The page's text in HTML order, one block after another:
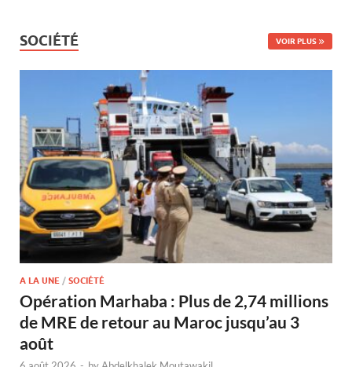
SOCIÉTÉ VOIR PLUS
A LA UNE / SOCIÉTÉ
Opération Marhaba : Plus de 2,74 millions
de MRE de retour au Maroc jusqu’au 3
août